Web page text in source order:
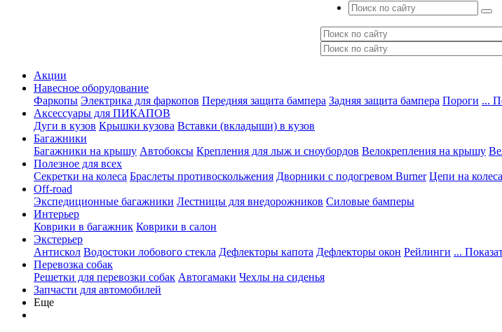
Акции
Навесное оборудование
Фаркопы Электрика для фаркопов Передняя защита бампера Задняя защита бампера Пороги ...
Аксессуары для ПИКАПОВ
Дуги в кузов Крышки кузова Вставки (вкладыши) в кузов
Багажники
Багажники на крышу Автобоксы Крепления для лыж и сноубордов Велокрепления на крышу
Полезное для всех
Секретки на колеса Браслеты противоскольжения Дворники с подогревом Burner Цепи на колеса
Off-road
Экспедиционные багажники Лестницы для внедорожников Силовые бамперы
Интерьер
Коврики в багажник Коврики в салон
Экстерьер
Антискол Водостоки лобового стекла Дефлекторы капота Дефлекторы окон Рейлинги ...
Перевозка собак
Решетки для перевозки собак Автогамаки Чехлы на сиденья
Запчасти для автомобилей
Еще